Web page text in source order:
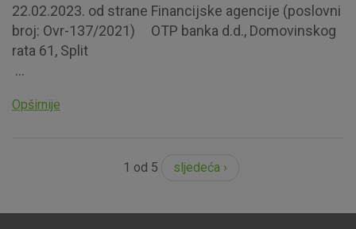
22.02.2023. od strane Financijske agencije (poslovni
broj: Ovr-137/2021) OTP banka d.d., Domovinskog
rata 61, Split
...
Opširnije
1 od 5 sljedeća ›